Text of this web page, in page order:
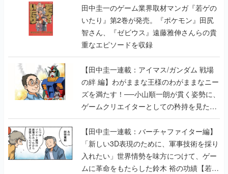
田中圭一のゲーム業界取材マンガ『若ゲの
いたり』第2巻が発売。『ポケモン』田尻
智さん、『ゼビウス』遠藤雅伸さんらの貴
重なエピソードを収録
【田中圭一連載：アイマス/ガンダム 戦場
の絆 編】わがままな王様のわがままなニー
ズを満たす！──小山順一朗が貫く姿勢に、
ゲームクリエイターとしての矜持を見た
【若ゲのいたり最終回】
【田中圭一連載：バーチャファイター編】
「新しい3D表現のために、軍事技術を採り
入れたい」世界情勢を味方につけて、ゲー
ムに革命をもたらした鈴木 裕の功績【若ゲ